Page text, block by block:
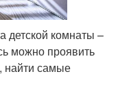
детской комнаты –
можно проявить
найти самые